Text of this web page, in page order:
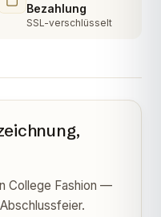
Bezahlung
SSL-verschlüsselt
College Fashion —